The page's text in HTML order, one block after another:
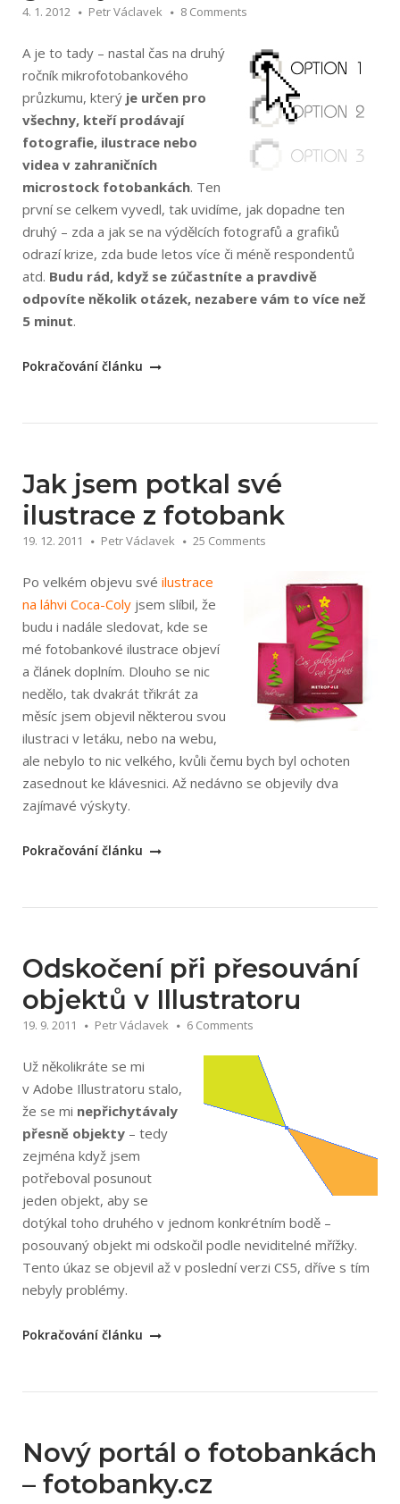
4. 1. 2012 Petr Václavek 8 Comments
A je to tady – nastal čas na druhý
ročník mikrofotobankového
průzkumu, který je určen pro
všechny, kteří prodávají
fotografie, ilustrace nebo
videa v zahraničních
microstock fotobankách. Ten
první se celkem vyvedl, tak uvidíme, jak dopadne ten
druhý – zda a jak se na výdělcích fotografů a grafiků
odrazí krize, zda bude letos více či méně respondentů
atd. Budu rád, když se zúčastníte a pravdivě
odpovíte několik otázek, nezabere vám to více než
5 minut.
„Mikrofotobanky
fotografy
a
grafiky“
Pokračování článku
Jak jsem potkal své
ilustrace z fotobank
19. 12. 2011 Petr Václavek 25 Comments
Po velkém objevu své ilustrace
na láhvi Coca-Coly jsem slíbil, že
budu i nadále sledovat, kde se
mé fotobankové ilustrace objeví
a článek doplním. Dlouho se nic
nedělo, tak dvakrát třikrát za
měsíc jsem objevil některou svou
ilustraci v letáku, nebo na webu,
ale nebylo to nic velkého, kvůli čemu bych byl ochoten
zasednout ke klávesnici. Až nedávno se objevily dva
zajímavé výskyty.
„Jak
z
fotobank“
Pokračování článku
Odskočení při přesouvání
objektů v Illustratoru
19. 9. 2011 Petr Václavek 6 Comments
Už několikráte se mi
v Adobe Illustratoru stalo,
že se mi nepřichytávaly
přesně objekty – tedy
zejména když jsem
potřeboval posunout
jeden objekt, aby se
dotýkal toho druhého v jednom konkrétním bodě –
posouvaný objekt mi odskočil podle neviditelné mřížky.
Tento úkaz se objevil až v poslední verzi CS5, dříve s tím
nebyly problémy.
„Odskočení
Illustratoru“
Pokračování článku
Nový portál o fotobankách
– fotobanky.cz